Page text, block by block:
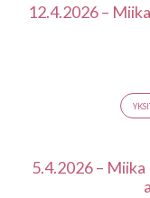
12.4.2026 –
5.4.2026 –